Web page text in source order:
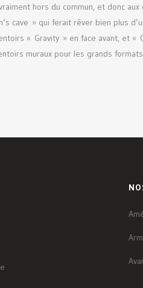
hors du commun, et donc
cave » qui ferait rêver bien plus
« Gravity » en face avant, et
muraux pour les grands